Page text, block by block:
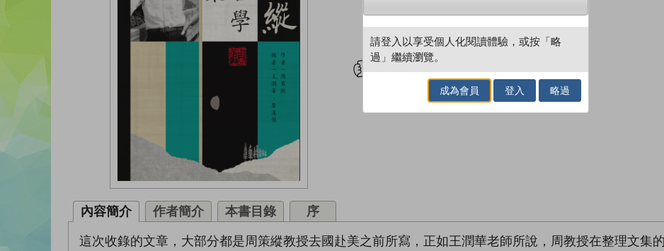
試閲 加入閱讀紀錄
內容簡介 作者簡介 本書目錄 序
這次收錄的文章，大部分都是周策縱教授去國赴美之前所寫，正如王潤華老師所說，周教授在整理文集
請登入以享受個人化閱讀體驗，或按「略
過」繼續瀏覽。
成為會員 登入 略過